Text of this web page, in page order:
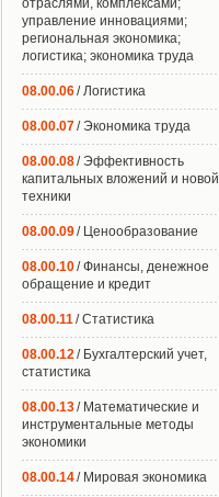
отраслями, комплексами;
управление инновациями;
региональная экономика;
логистика; экономика труда
08.00.06/ Логистика
08.00.07/ Экономика труда
08.00.08/ Эффективность
капитальных вложений и новой
техники
08.00.09/ Ценообразование
08.00.10/ Финансы, денежное
обращение и кредит
08.00.11/ Статистика
08.00.12/ Бухгалтерский учет,
статистика
08.00.13/ Математические и
инструментальные методы
экономики
08.00.14/ Мировая экономика